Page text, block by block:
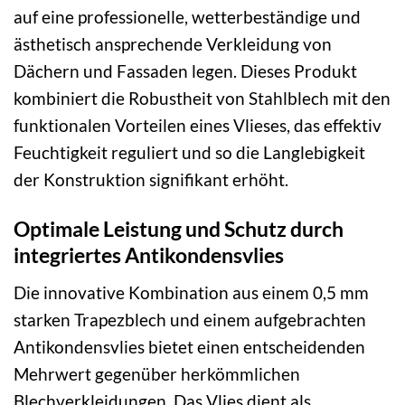
auf eine professionelle, wetterbeständige und
ästhetisch ansprechende Verkleidung von
Dächern und Fassaden legen. Dieses Produkt
kombiniert die Robustheit von Stahlblech mit den
funktionalen Vorteilen eines Vlieses, das effektiv
Feuchtigkeit reguliert und so die Langlebigkeit
der Konstruktion signifikant erhöht.
Optimale Leistung und Schutz durch
integriertes Antikondensvlies
Die innovative Kombination aus einem 0,5 mm
starken Trapezblech und einem aufgebrachten
Antikondensvlies bietet einen entscheidenden
Mehrwert gegenüber herkömmlichen
Blechverkleidungen. Das Vlies dient als